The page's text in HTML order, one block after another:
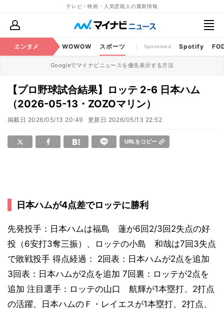
テレビ・映画・人気芸能人の最新情報
エンタメ
・CS番組 WOWOW スポーツ Sponsored Spotify
Googleでマイナビニュースを優先表示する方法
【プロ野球試合結果】ロッテ 2-6 日本ハム
（2026-05-13・ZOZOマリン）
掲載日 2026/05/13 20:49 更新日 2026/05/13 22:52
URLをコピー
日本ハムが4点差でロッテに勝利
先発投手：日本ハムは福島 蓮が6回2/3回2失点の好
投（6安打3奪三振）、ロッテの小島 和哉は7回3失点
で敗戦投手 得点経過： 2回表：日本ハムが2点を追加
3回表：日本ハムが2点を追加 7回裏：ロッテが2点を
追加 注目選手：ロッテの山口 航輝が1本塁打、2打点
の活躍、日本ハムのＦ・レイエスが1本塁打、2打点、